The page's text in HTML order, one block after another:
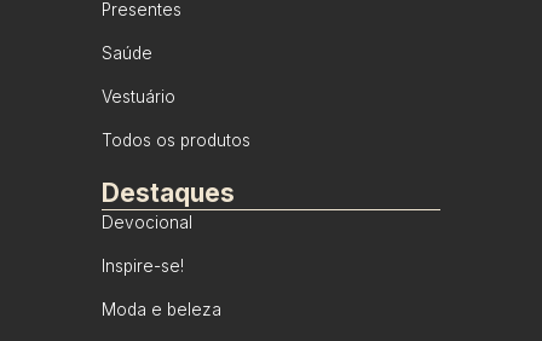
Presentes
Saúde
Vestuário
Todos os produtos
Destaques
Devocional
Inspire-se!
Moda e beleza